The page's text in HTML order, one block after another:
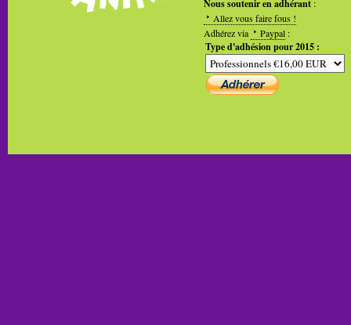
Nous soutenir en adhérant :
Allez vous faire fous !
Adhérez via
Paypal :
Type d'adhésion pour 2015 :